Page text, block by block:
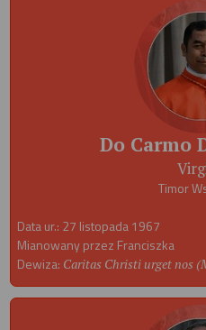
Do Carmo
Timor
Data ur.: 27 listopada 1967
Mianowany przez Franciszka
Dewiza: Caritas Christi urget nos